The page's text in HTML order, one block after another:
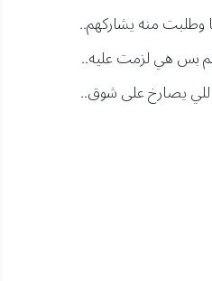
منه يشاركهم..
بس هي لزمت عليه..
يصارخ على شوق..